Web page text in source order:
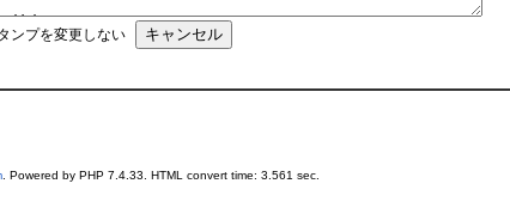
ンプを変更しない
. Powered by PHP 7.4.33. HTML convert time: 3.561 sec.